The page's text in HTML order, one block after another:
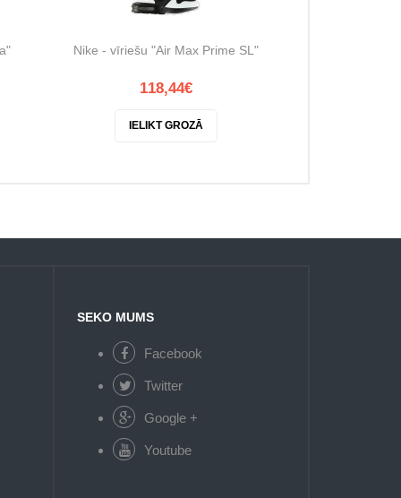
Nike - vīriešu "Air Max Prime SL"
118,44€
IELIKT GROZĀ
SEKO MUMS
Facebook
Twitter
Google +
Youtube